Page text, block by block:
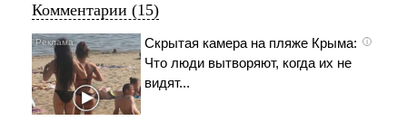
Комментарии (15)
i
Скрытая камера на пляже Крыма:
Что люди вытворяют, когда их не
видят...